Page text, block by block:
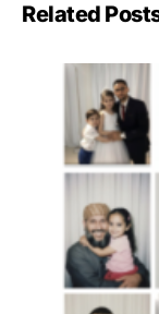
Related